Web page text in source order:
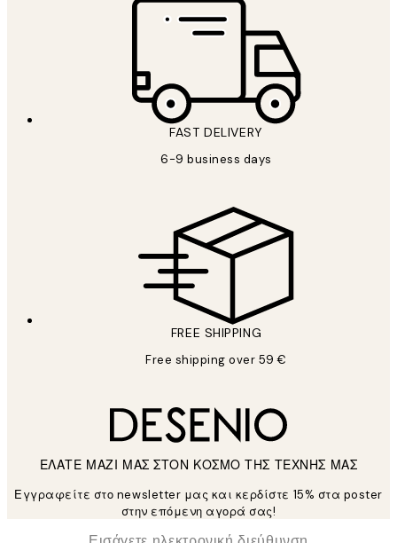
FAST DELIVERY
6-9 business days
FREE SHIPPING
Free shipping over 59 €
ΕΛΑΤΕ ΜΑΖΙ ΜΑΣ ΣΤΟΝ ΚΟΣΜΟ ΤΗΣ ΤΕΧΝΗΣ ΜΑΣ
Εγγραφείτε στο newsletter μας και κερδίστε 15% στα poster
στην επόμενη αγορά σας!
Ηλεκτρονική Διεύθυνση